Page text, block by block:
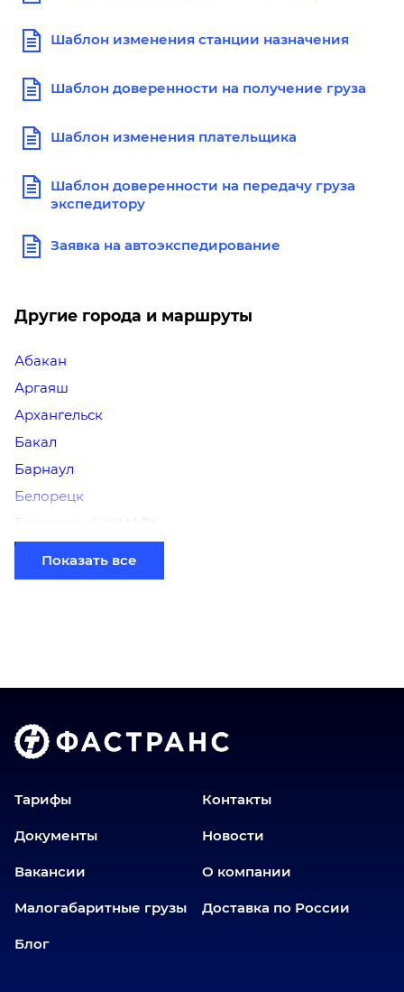
Шаблон изменения станции назначения
Шаблон доверенности на получение груза
Шаблон изменения плательщика
Шаблон доверенности на передачу груза
экспедитору
Заявка на автоэкспедирование
Другие города и маршруты
Абакан
Аргаяш
Архангельск
Бакал
Барнаул
Белорецк
Белоярский (ХМАО)
Березники
Бийск
Голышманово
Екатеринбург
Еткуль
Златоуст
Иваново
Иркутск
Показать все
Тарифы Контакты
Документы Новости
Вакансии О компании
Малогабаритные грузы Доставка по России
Блог